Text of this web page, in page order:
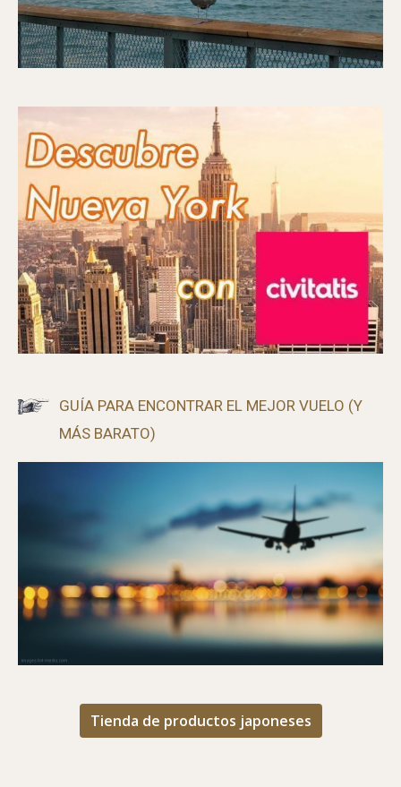
GUÍA PARA ENCONTRAR EL MEJOR VUELO (Y
MÁS BARATO)
Tienda de productos japoneses